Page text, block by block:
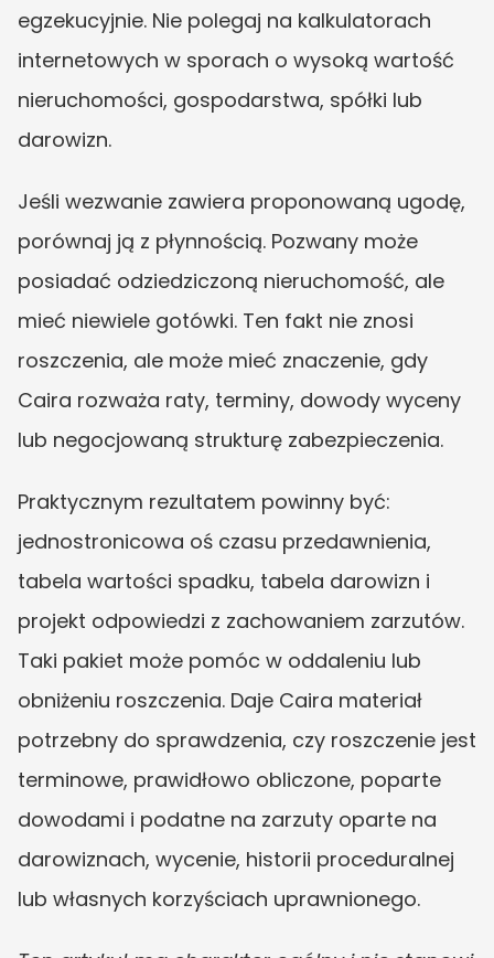
egzekucyjnie. Nie polegaj na kalkulatorach
internetowych w sporach o wysoką wartość
nieruchomości, gospodarstwa, spółki lub
darowizn.
Jeśli wezwanie zawiera proponowaną ugodę,
porównaj ją z płynnością. Pozwany może
posiadać odziedziczoną nieruchomość, ale
mieć niewiele gotówki. Ten fakt nie znosi
roszczenia, ale może mieć znaczenie, gdy
Caira rozważa raty, terminy, dowody wyceny
lub negocjowaną strukturę zabezpieczenia.
Praktycznym rezultatem powinny być:
jednostronicowa oś czasu przedawnienia,
tabela wartości spadku, tabela darowizn i
projekt odpowiedzi z zachowaniem zarzutów.
Taki pakiet może pomóc w oddaleniu lub
obniżeniu roszczenia. Daje Caira materiał
potrzebny do sprawdzenia, czy roszczenie jest
terminowe, prawidłowo obliczone, poparte
dowodami i podatne na zarzuty oparte na
darowiznach, wycenie, historii proceduralnej
lub własnych korzyściach uprawnionego.